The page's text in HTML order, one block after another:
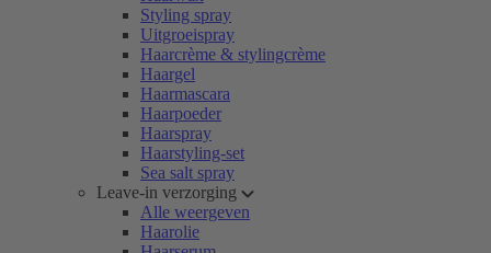
Styling spray
Uitgroeispray
Haarcrème & stylingcrème
Haargel
Haarmascara
Haarpoeder
Haarspray
Haarstyling-set
Sea salt spray
Leave-in verzorging
Alle weergeven
Haarolie